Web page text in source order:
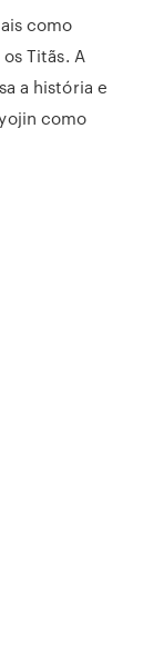
como
Titãs. A
a história e
como